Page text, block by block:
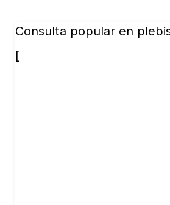
Consulta popular en
[